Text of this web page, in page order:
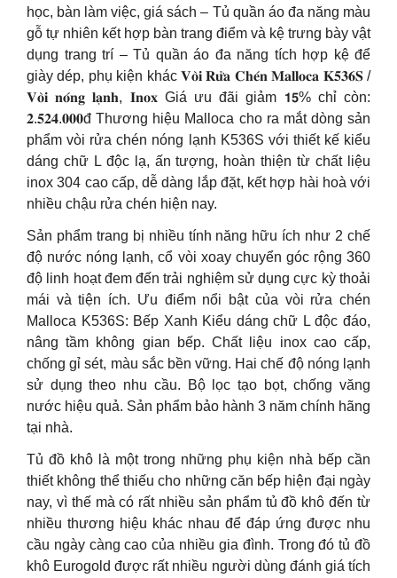
học, bàn làm việc, giá sách – Tủ quần áo đa năng màu
gỗ tự nhiên kết hợp bàn trang điểm và kệ trưng bày vật
dụng trang trí – Tủ quần áo đa năng tích hợp kệ để
giày dép, phụ kiện khác 𝐕𝐨̀𝐢 𝐑𝐮̛̉𝐚 𝐂𝐡𝐞́𝐧 𝐌𝐚𝐥𝐥𝐨𝐜𝐚 𝐊𝟓𝟑𝟔𝐒 /
𝐕𝐨̀𝐢 𝐧𝐨́𝐧𝐠 𝐥𝐚̣𝐧𝐡, 𝐈𝐧𝐨𝐱 Giá ưu đãi giảm 𝟭𝟱% chỉ còn:
𝟐.𝟓𝟐𝟒.𝟎𝟎𝟎đ Thương hiệu Malloca cho ra mắt dòng sản
phẩm vòi rửa chén nóng lạnh K536S với thiết kế kiểu
dáng chữ L độc lạ, ấn tượng, hoàn thiện từ chất liệu
inox 304 cao cấp, dễ dàng lắp đặt, kết hợp hài hoà với
nhiều chậu rửa chén hiện nay.
Sản phẩm trang bị nhiều tính năng hữu ích như 2 chế
độ nước nóng lạnh, cổ vòi xoay chuyển góc rộng 360
độ linh hoạt đem đến trải nghiệm sử dụng cực kỳ thoải
mái và tiện ích. Ưu điểm nổi bật của vòi rửa chén
Malloca K536S: Bếp Xanh Kiểu dáng chữ L độc đáo,
nâng tầm không gian bếp. Chất liệu inox cao cấp,
chống gỉ sét, màu sắc bền vững. Hai chế độ nóng lạnh
sử dụng theo nhu cầu. Bộ lọc tạo bọt, chống văng
nước hiệu quả. Sản phẩm bảo hành 3 năm chính hãng
tại nhà.
Tủ đồ khô là một trong những phụ kiện nhà bếp cần
thiết không thể thiếu cho những căn bếp hiện đại ngày
nay, vì thế mà có rất nhiều sản phẩm tủ đồ khô đến từ
nhiều thương hiệu khác nhau để đáp ứng được nhu
cầu ngày càng cao của nhiều gia đình. Trong đó tủ đồ
khô Eurogold được rất nhiều người dùng đánh giá tích